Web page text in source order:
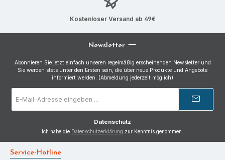
Kostenloser Versand ab 49€
Newsletter
Abonnieren Sie jetzt einfach unseren regelmäßig erscheinenden Newsletter und
Sie werden stets unter den Ersten sein, die über neue Produkte und Angebote
informiert werden. (Abmeldung jederzeit möglich)
Mail-
Datenschutz
Ich habe die Datenschutzerklärung zur Kenntnis genommen.
Service-Hotline